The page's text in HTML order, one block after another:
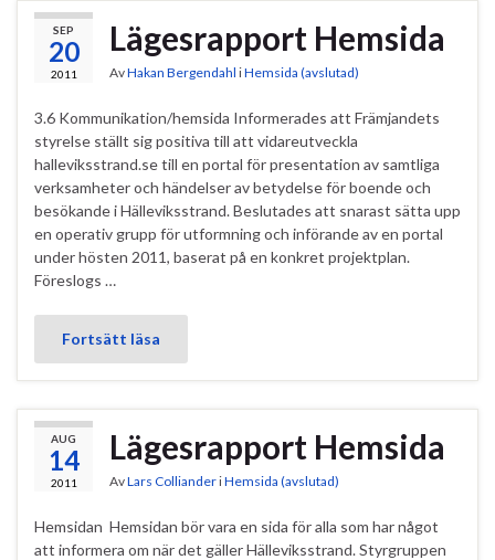
SEP
20
2011
Lägesrapport Hemsida
AvHakan Bergendahl iHemsida (avslutad)
3.6 Kommunikation/hemsida Informerades att Främjandets
styrelse ställt sig positiva till att vidareutveckla
halleviksstrand.se till en portal för presentation av samtliga
verksamheter och händelser av betydelse för boende och
besökande i Hälleviksstrand. Beslutades att snarast sätta upp
en operativ grupp för utformning och införande av en portal
under hösten 2011, baserat på en konkret projektplan.
Föreslogs …
Fortsätt läsa
AUG
14
2011
Lägesrapport Hemsida
AvLars CollianderiHemsida (avslutad)
Hemsidan Hemsidan bör vara en sida för alla som har något
att informera om när det gäller Hälleviksstrand. Styrgruppen